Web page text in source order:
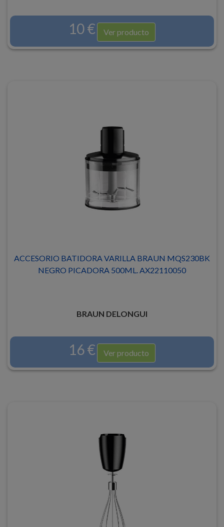
10 € Ver producto
ACCESORIO BATIDORA VARILLA BRAUN MQS230BK
NEGRO PICADORA 500ML. AX22110050
BRAUN DELONGUI
16 € Ver producto